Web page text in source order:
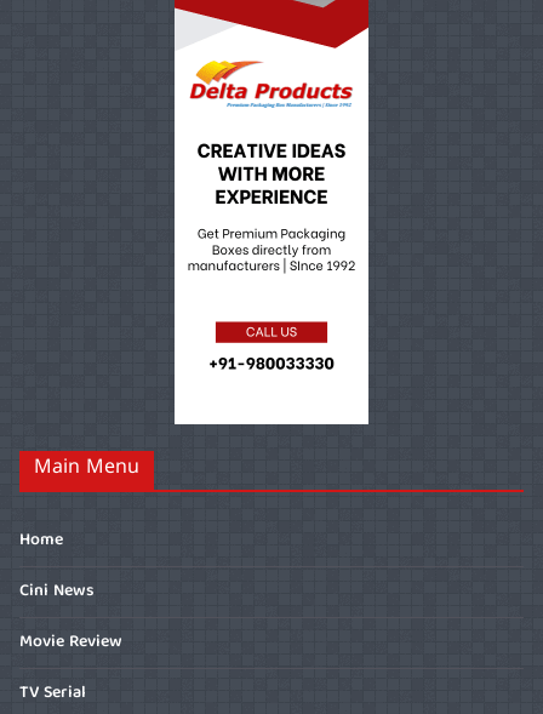
Main Menu
Home
Cini News
Movie Review
TV Serial